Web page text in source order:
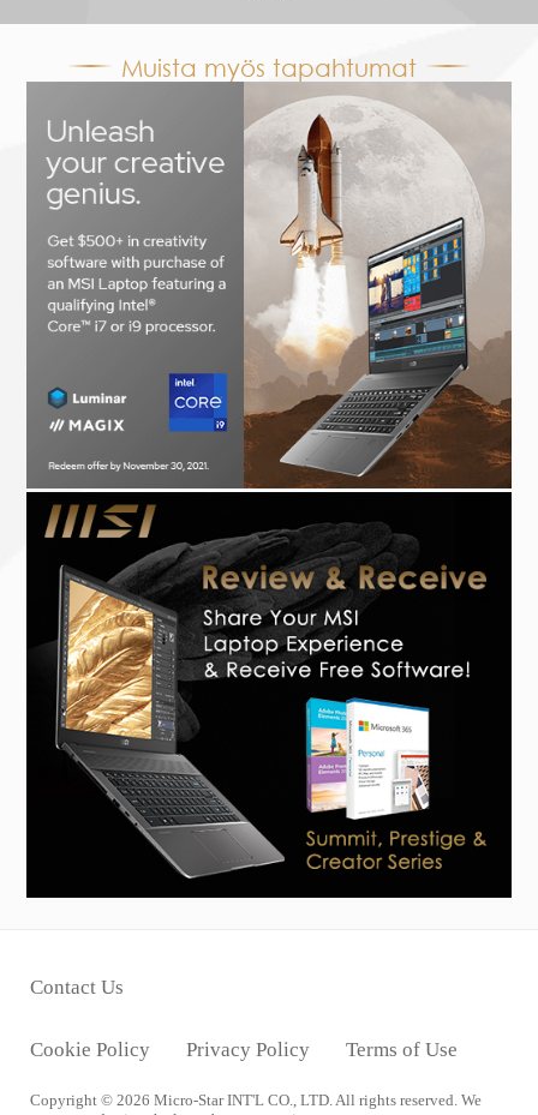
Muista myös tapahtumat
Copyright © 2026 Micro-Star INT'L CO., LTD. All rights reserved. We
Cookie Policy Privacy Policy Terms of Use
Contact Us